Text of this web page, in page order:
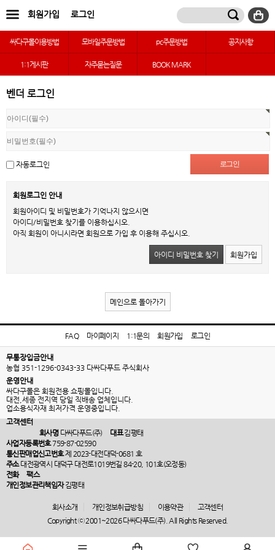
회원가입 로그인
싸다구몰이용방법 모바일주문방법 pc주문방법 공지사항
1:1게시판 자주묻는질문 BOOK MARK
벤더 로그인
자동로그인
회원로그인 안내
회원아이디 및 비밀번호가 기억나지 않으시면
아이디/비밀번호 찾기를 이용하십시오.
아직 회원이 아니시라면 회원으로 가입 후 이용해 주십시오.
아이디 비밀번호 찾기 회원가입
메인으로 돌아가기
FAQ 마이페이지 1:1문의 회원가입 로그인
무통장입금안내
농협 351-1296-0343-33 다싸다푸드 주식회사
운영안내
싸다구몰은 회원전용 쇼핑몰입니다.
대전,세종 전지역 당일 직배송 업체입니다.
업소용식자재 최저가격 운영중입니다.
고객센터
회사명다싸다푸드(주) 대표김평태
사업자등록번호759-87-02590
통신판매업신고번호제 2023-대전대덕-0681 호
주소대전광역시 대덕구 대전로1019번길 84-20, 101호(오정동)
전화
팩스
개인정보관리책임자김평태
회사소개 개인정보취급방침 이용약관
고객센터
Copyright ⓒ 2001~2026 다싸다푸드(주). All Rights Reserved.